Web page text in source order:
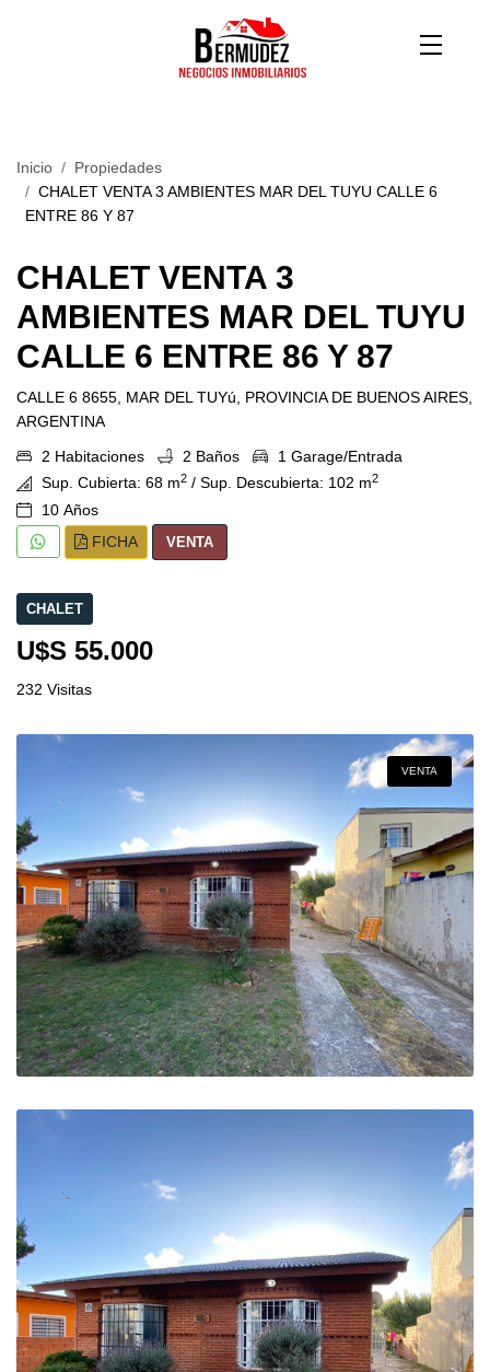
Inicio
Propiedades
CHALET VENTA 3 AMBIENTES MAR DEL TUYU CALLE 6
ENTRE 86 Y 87
CHALET VENTA 3
AMBIENTES MAR DEL TUYU
CALLE 6 ENTRE 86 Y 87
CALLE 6 8655, MAR DEL TUYú, PROVINCIA DE BUENOS AIRES,
ARGENTINA
2 Habitaciones
2 Baños
1 Garage/Entrada
Sup. Cubierta: 68 m2 / Sup. Descubierta: 102 m2
10 Años
FICHA
VENTA
CHALET
U$S 55.000
232 Visitas
VENTA